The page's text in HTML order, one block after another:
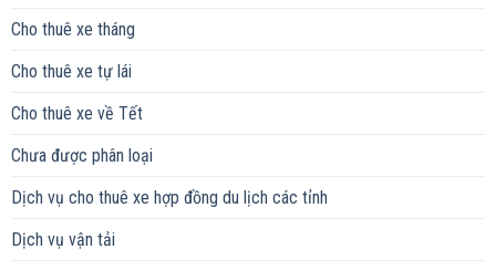
Cho thuê xe tháng
Cho thuê xe tự lái
Cho thuê xe về Tết
Chưa được phân loại
Dịch vụ cho thuê xe hợp đồng du lịch các tỉnh
Dịch vụ vận tải